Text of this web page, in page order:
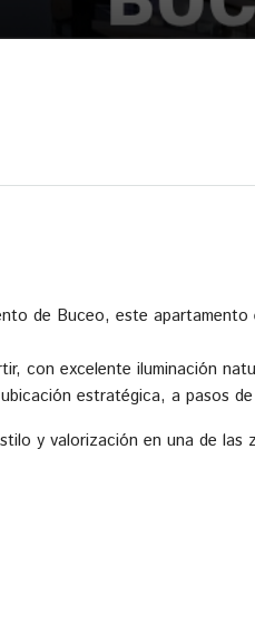
de Buceo, este
con excelente iluminación
estratégica, a pasos
y valorización en una de las